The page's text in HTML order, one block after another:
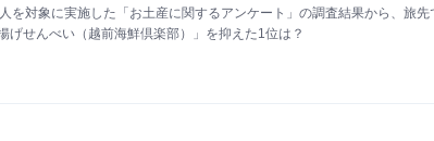
を対象に実施した「お土産に関するアンケート」の調査結果から、旅
げせんべい（越前海鮮倶楽部）」を抑えた1位は？